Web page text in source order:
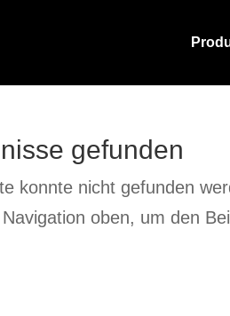
gefunden
konnte nicht gefunden
oben, um den